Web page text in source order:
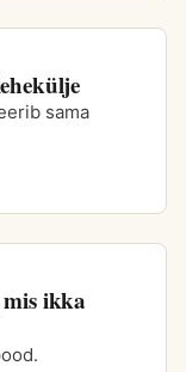
sama
ikka